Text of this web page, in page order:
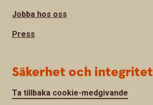
Jobba hos oss
Press
Säkerhet och integritet
Ta tillbaka cookie-medgivande